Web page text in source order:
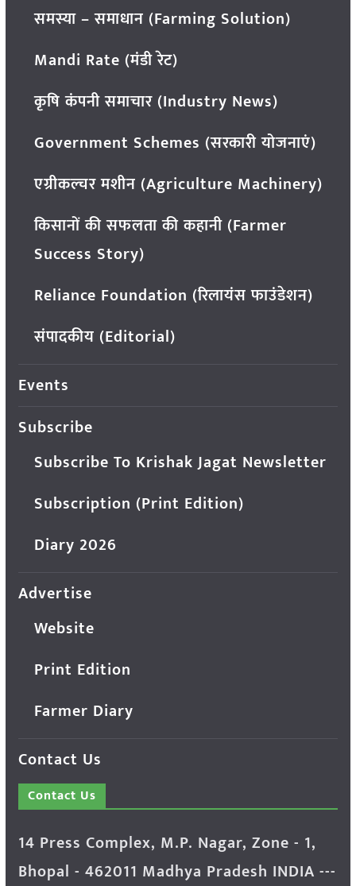
समस्या – समाधान (Farming Solution)
Mandi Rate (मंडी रेट)
कृषि कंपनी समाचार (Industry News)
Government Schemes (सरकारी योजनाएं)
एग्रीकल्चर मशीन (Agriculture Machinery)
किसानों की सफलता की कहानी (Farmer
Success Story)
Reliance Foundation (रिलायंस फाउंडेशन)
संपादकीय (Editorial)
Events
Subscribe
Subscribe To Krishak Jagat Newsletter
Subscription (Print Edition)
Diary 2026
Advertise
Website
Print Edition
Farmer Diary
Contact Us
Contact Us
14 Press Complex, M.P. Nagar, Zone - 1,
Bhopal - 462011 Madhya Pradesh INDIA ---